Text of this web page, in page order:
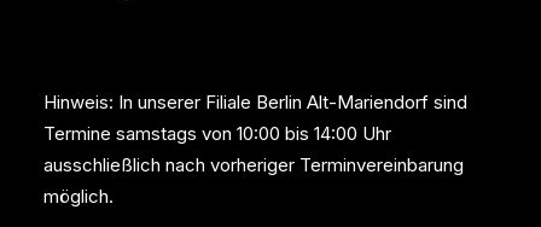
Hinweis: In unserer Filiale Berlin Alt-Mariendorf sind
Termine samstags von 10:00 bis 14:00 Uhr
ausschließlich nach vorheriger Terminvereinbarung
möglich.